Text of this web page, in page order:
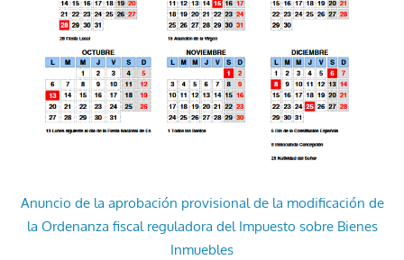
Anuncio de la aprobación provisional de la modificación de
la Ordenanza fiscal reguladora del Impuesto sobre Bienes
Inmuebles